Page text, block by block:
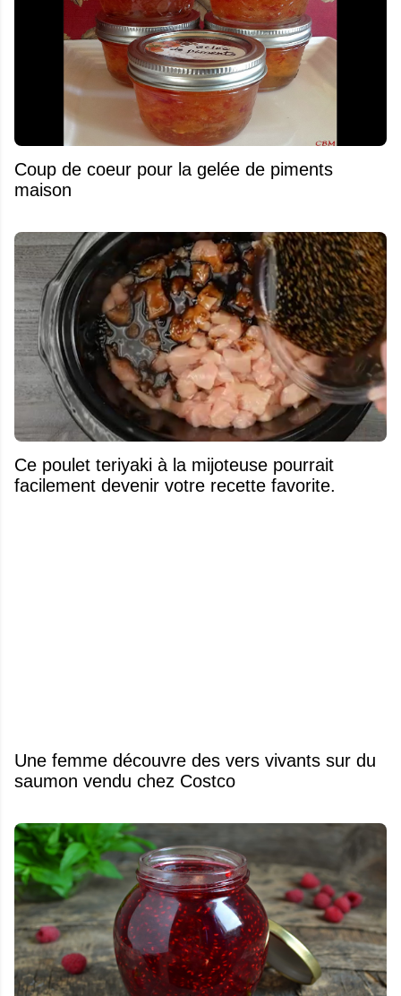
Coup de coeur pour la gelée de piments
maison
Ce poulet teriyaki à la mijoteuse pourrait
facilement devenir votre recette favorite.
Une femme découvre des vers vivants sur du
saumon vendu chez Costco